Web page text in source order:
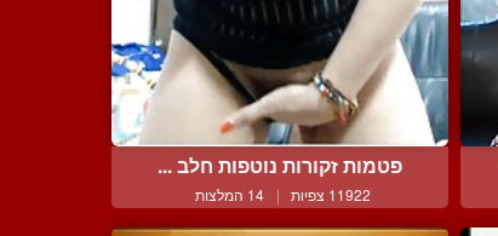
פטמות זקורות נוטפות חלב ...
11922 צפיות | 14 המלצות